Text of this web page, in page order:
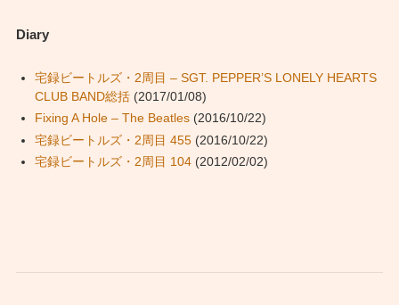
Diary
宅録ビートルズ・2周目 – SGT. PEPPER’S LONELY HEARTS
CLUB BAND総括(2017/01/08)
Fixing A Hole – The Beatles(2016/10/22)
宅録ビートルズ・2周目 455(2016/10/22)
宅録ビートルズ・2周目 104(2012/02/02)